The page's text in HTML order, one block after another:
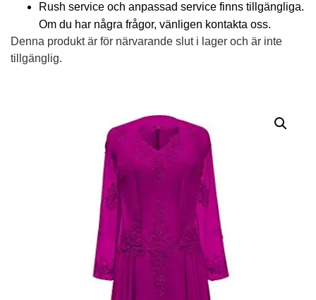
Rush service och anpassad service finns tillgängliga.
Om du har några frågor, vänligen kontakta oss.
Denna produkt är för närvarande slut i lager och är inte
tillgänglig.